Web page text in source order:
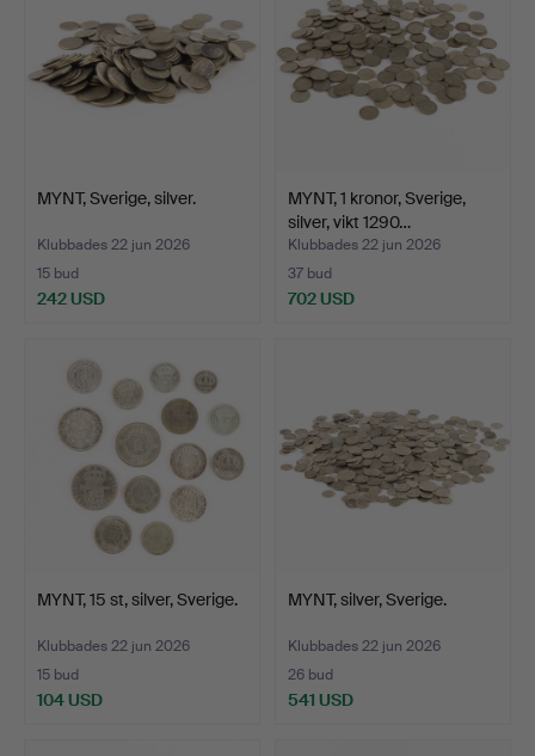
MYNT, Sverige, silver.
Klubbades 22 jun 2026
15 bud
242 USD
MYNT, 1 kronor, Sverige,
silver, vikt 1290…
Klubbades 22 jun 2026
37 bud
702 USD
MYNT, 15 st, silver, Sverige.
Klubbades 22 jun 2026
15 bud
104 USD
MYNT, silver, Sverige.
Klubbades 22 jun 2026
26 bud
541 USD